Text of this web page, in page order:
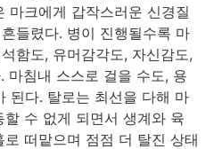
마크에게 갑작스러운 신경질
들렸다. 병이 진행될수록 마
함도, 유머감각도, 자신감도,
마침내 스스로 걸을 수도, 용
된다. 탈로는 최선을 다해 마
수 없게 되면서 생계와 육
떠맡으며 점점 더 탈진 상태